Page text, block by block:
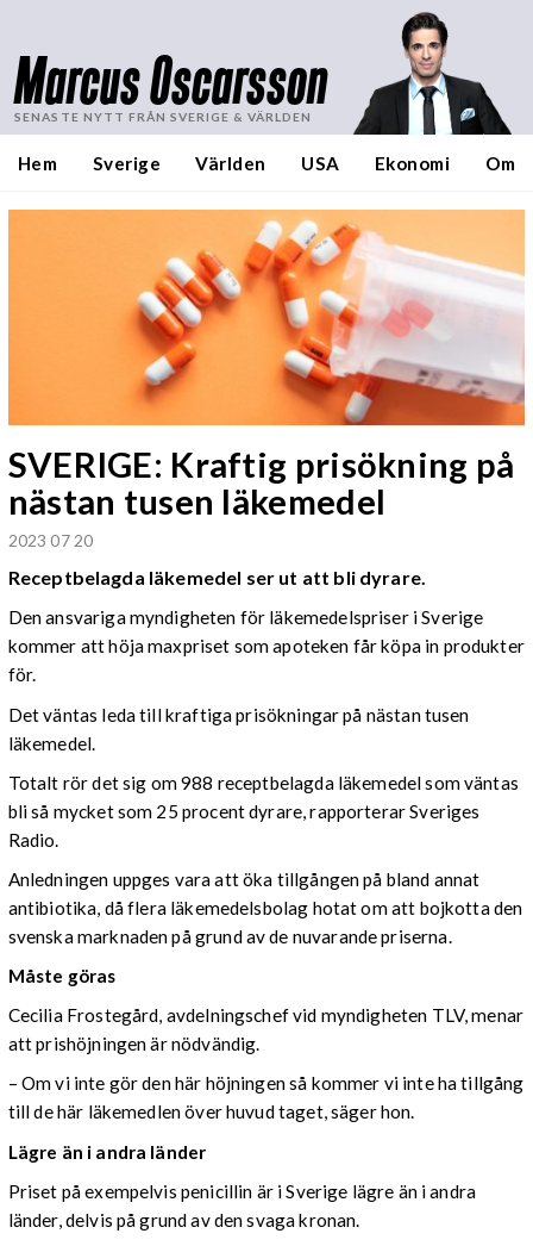
Marcus Oscarsson
SENASTE NYTT FRÅN SVERIGE & VÄRLDEN
Hem Sverige Världen USA Ekonomi Om
SVERIGE: Kraftig prisökning på
nästan tusen läkemedel
2023 07 20
Receptbelagda läkemedel ser ut att bli dyrare.
Den ansvariga myndigheten för läkemedelspriser i Sverige
kommer att höja maxpriset som apoteken får köpa in produkter
för.
Det väntas leda till kraftiga prisökningar på nästan tusen
läkemedel.
Totalt rör det sig om 988 receptbelagda läkemedel som väntas
bli så mycket som 25 procent dyrare, rapporterar Sveriges
Radio.
Anledningen uppges vara att öka tillgången på bland annat
antibiotika, då flera läkemedelsbolag hotat om att bojkotta den
svenska marknaden på grund av de nuvarande priserna.
Måste göras
Cecilia Frostegård, avdelningschef vid myndigheten TLV, menar
att prishöjningen är nödvändig.
– Om vi inte gör den här höjningen så kommer vi inte ha tillgång
till de här läkemedlen över huvud taget, säger hon.
Lägre än i andra länder
Priset på exempelvis penicillin är i Sverige lägre än i andra
länder, delvis på grund av den svaga kronan.